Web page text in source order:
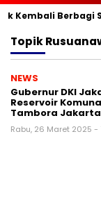
Berbagi
Topik
NEWS
Gubernur DKI
Reservoir
Tambora
Rabu, 26 Maret 2025 -